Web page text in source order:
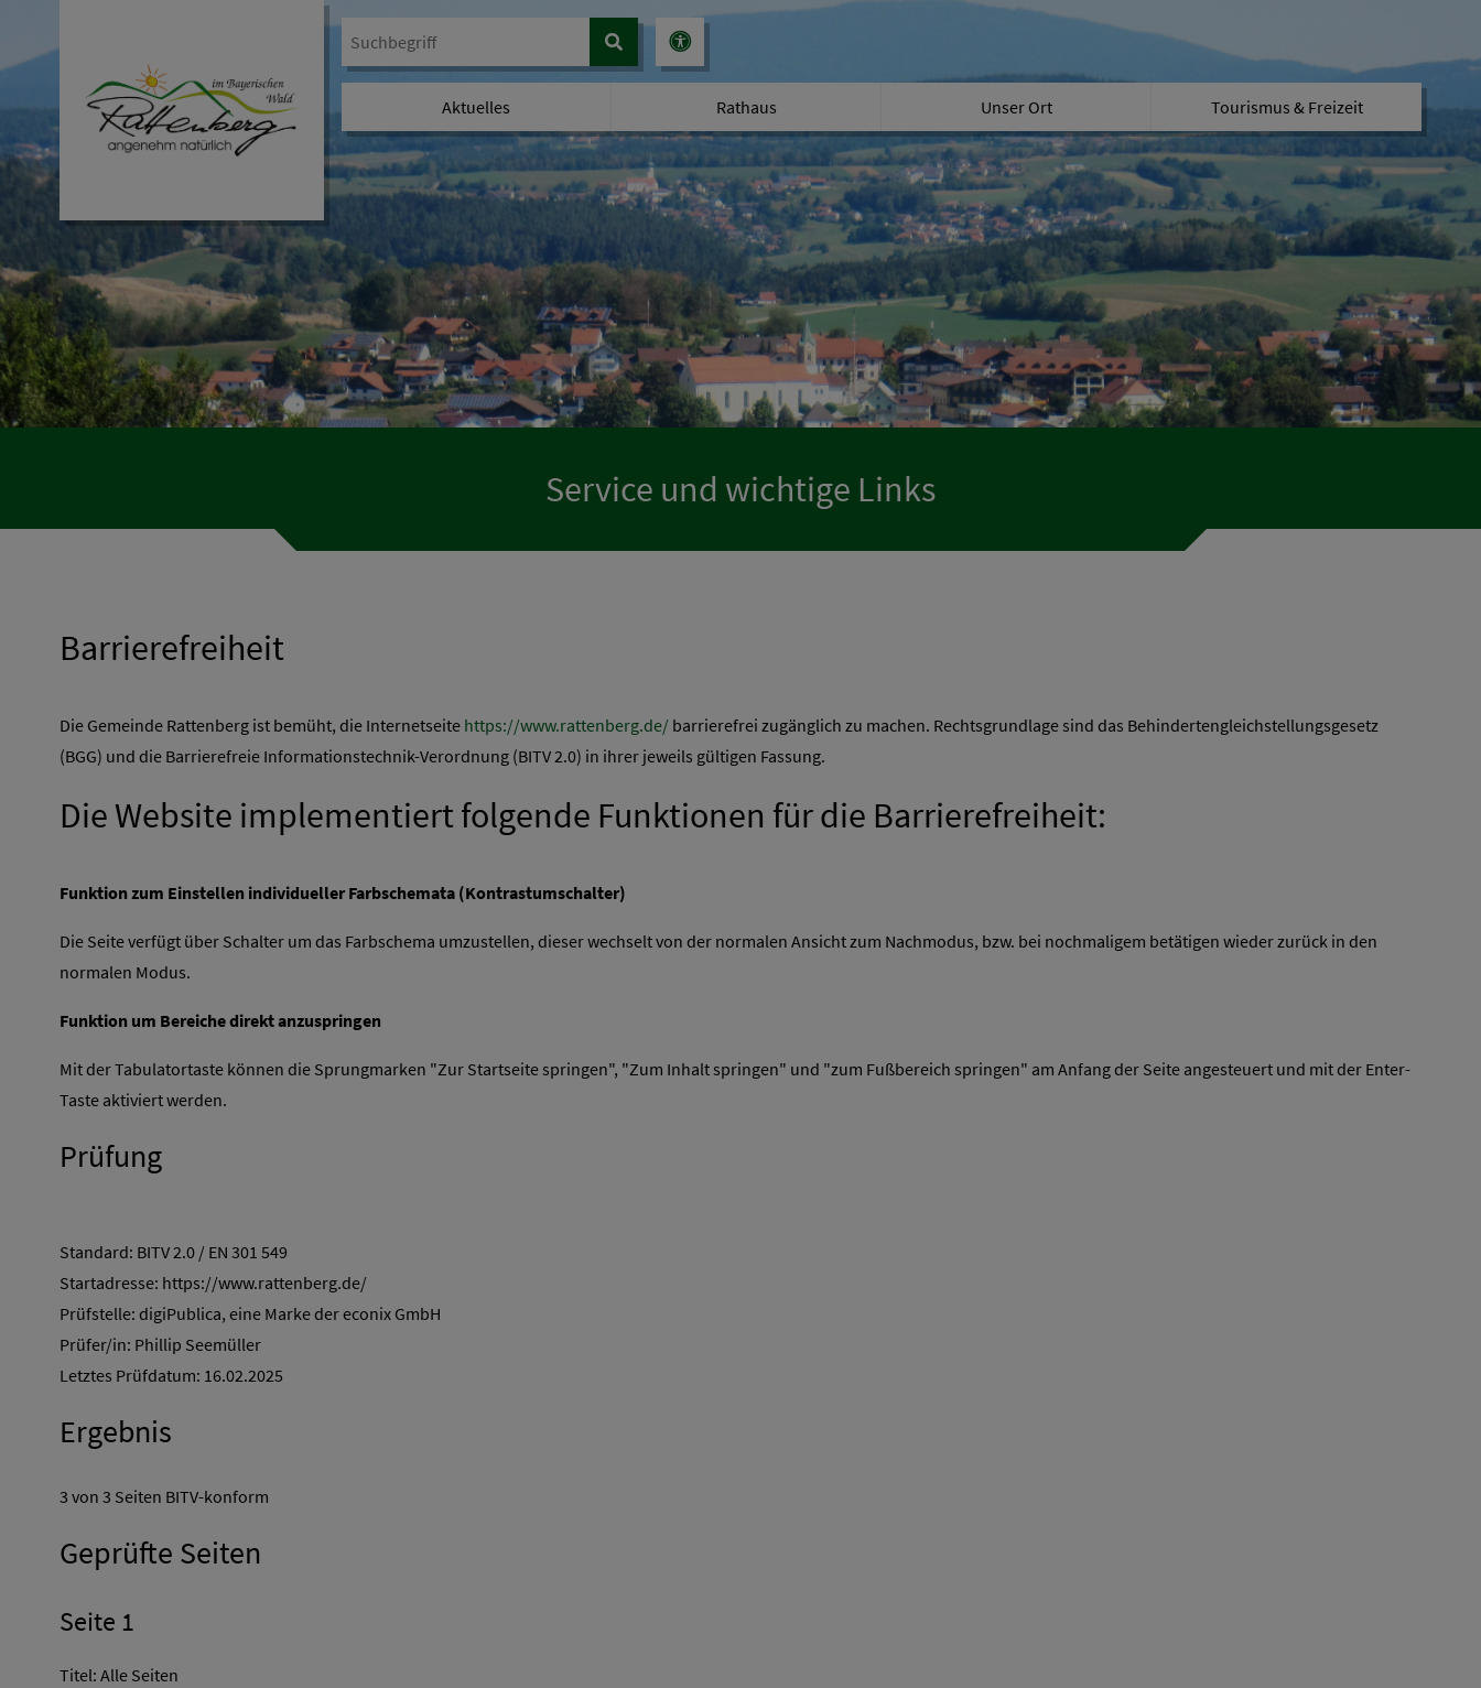
Aktuelles Rathaus Unser Ort Tourismus & Freizeit
Service und wichtige Links
Barrierefreiheit
Die Gemeinde Rattenberg ist bemüht, die Internetseite https://www.rattenberg.de/ barrierefrei zugänglich zu machen. Rechtsgrundlage sind das Behindertengleichstellungsgesetz
(BGG) und die Barrierefreie Informationstechnik-Verordnung (BITV 2.0) in ihrer jeweils gültigen Fassung.
Die Website implementiert folgende Funktionen für die Barrierefreiheit:
Funktion zum Einstellen individueller Farbschemata (Kontrastumschalter)
Die Seite verfügt über Schalter um das Farbschema umzustellen, dieser wechselt von der normalen Ansicht zum Nachmodus, bzw. bei nochmaligem betätigen wieder zurück in den
normalen Modus.
Funktion um Bereiche direkt anzuspringen
Mit der Tabulatortaste können die Sprungmarken "Zur Startseite springen", "Zum Inhalt springen" und "zum Fußbereich springen" am Anfang der Seite angesteuert und mit der Enter-
Taste aktiviert werden.
Prüfung
Standard: BITV 2.0 / EN 301 549
Startadresse: https://www.rattenberg.de/
Prüfstelle: digiPublica, eine Marke der econix GmbH
Prüfer/in: Phillip Seemüller
Letztes Prüfdatum: 16.02.2025
Ergebnis
3 von 3 Seiten BITV-konform
Geprüfte Seiten
Seite 1
Titel: Alle Seiten